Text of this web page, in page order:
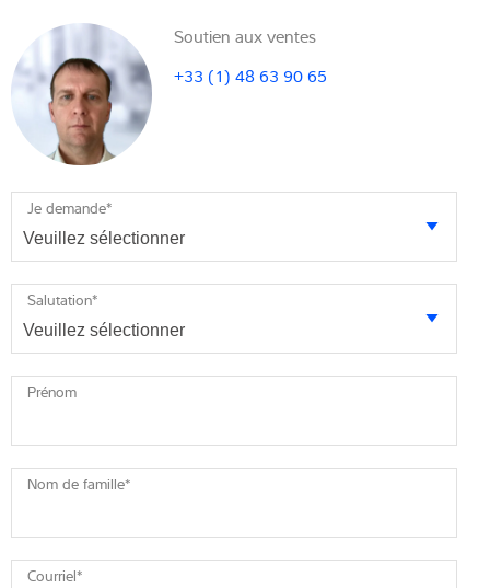
Soutien aux ventes
+33 (1) 48 63 90 65
Je demande*
Salutation*
Prénom
Nom de famille*
Courriel*